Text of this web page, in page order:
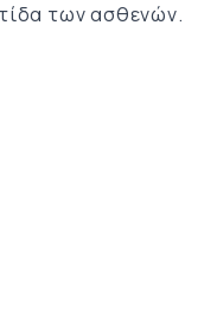
των ασθενών.